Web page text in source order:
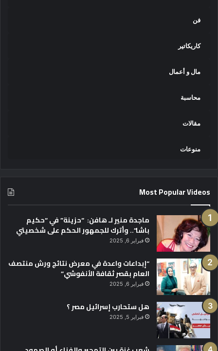
فن
كاريكاتير
مال و أعمال
محاسبة
مقالات
منوعات
Most Popular Videos
ماجدة منير لـ هافن: “حزينة” في “حكيم
باشا”.. وأترك للجمهور الحكم على شخصيتي
فبراير 6, 2025
“إبداعات واعدة في معرض نتائج ورش منتصف
العام بقصر ثقافة الأنفوشي”
فبراير 6, 2025
هل ستحارب إسرائيل مصر ؟
فبراير 5, 2025